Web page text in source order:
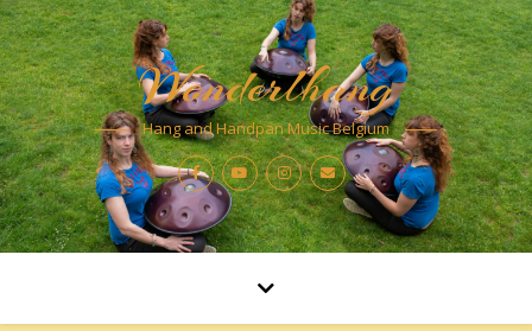
Wonderlhang
Hang and Handpan Music Belgium